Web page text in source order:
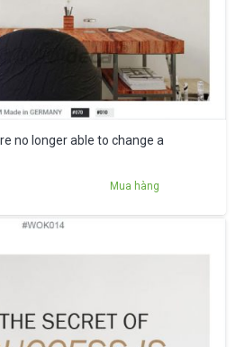
no longer able to change a
Mua hàng